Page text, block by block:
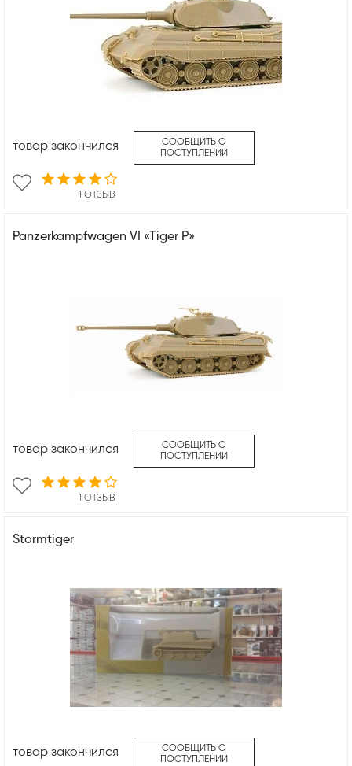
1 ОТЗЫВ
товар закончился
СООБЩИТЬ О
ПОСТУПЛЕНИИ
Panzerkampfwagen VI «Tiger P»
1 ОТЗЫВ
товар закончился
СООБЩИТЬ О
ПОСТУПЛЕНИИ
Stormtiger
товар закончился
СООБЩИТЬ О
ПОСТУПЛЕНИИ